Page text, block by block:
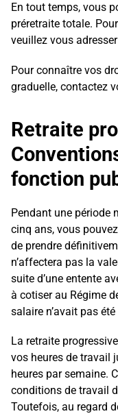
En tout temps, vous
préretraite totale.
veuillez vous
Pour connaître vos
graduelle, contactez
Retraite
fonction
Pendant une période
cinq ans, vous
de prendre
n’affectera pas la
suite d’une entente
à cotiser au Régime
salaire n’avait pas
La retraite
vos heures de travail
heures par semaine.
conditions de travail
Toutefois, au regard